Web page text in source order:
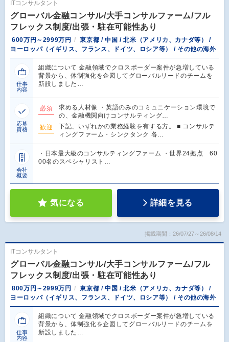
ITコンサルタント
グローバル金融コンサル/大手コンサルファーム/フル
フレックス制度/出張・駐在可能性あり
600万円～2999万円
東京都 / 中国 / 北米（アメリカ、カナダ等） /
ヨーロッパ（イギリス、フランス、ドイツ、ロシア等） / その他の海外
仕事
内容
組織について 金融領域でクロスボーダー案件が急増している
背景から、体制強化を企図してグローバルリードのチームを
新設しました…
応募
資格
必須
求める人材像 ・英語のみのコミュニケーション環境で
の、金融機関向けコンサルティング…
歓迎
下記、いずれかの業務経験を有する方。 ■ コンサルテ
ィングファーム・シンクタンク 各…
会社
概要
・日本最大級のコンサルティングファーム ・世界24拠点 60
00名のスペシャリスト…
気になる 詳細を見る
掲載期間：26/07/27～26/08/14
ITコンサルタント
グローバル金融コンサル/大手コンサルファーム/フル
フレックス制度/出張・駐在可能性あり
800万円～2999万円
東京都 / 中国 / 北米（アメリカ、カナダ等） /
ヨーロッパ（イギリス、フランス、ドイツ、ロシア等） / その他の海外
仕事
内容
組織について 金融領域でクロスボーダー案件が急増している
背景から、体制強化を企図してグローバルリードのチームを
新設しました…